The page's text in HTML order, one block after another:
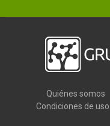
Quiénes somos
Condiciones de uso